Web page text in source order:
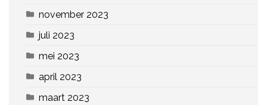
november 2023
juli 2023
mei 2023
april 2023
maart 2023